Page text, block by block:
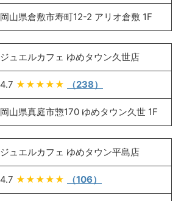
岡山県倉敷市寿町12-2 アリオ倉敷 1F
ジュエルカフェ ゆめタウン久世店
4.7 ★★★★★ （238）
岡山県真庭市惣170 ゆめタウン久世 1F
ジュエルカフェ ゆめタウン平島店
4.7 ★★★★★ （106）